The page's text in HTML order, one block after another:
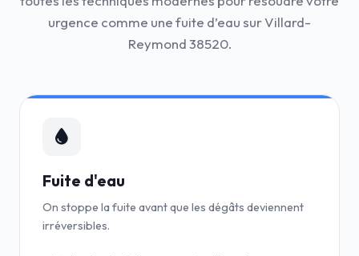
urgence comme une fuite d’eau sur Villard-
Reymond 38520.
Fuite d'eau
On stoppe la fuite avant que les dégâts deviennent
irréversibles.